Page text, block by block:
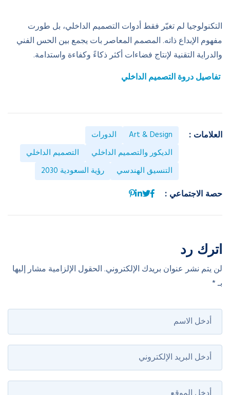
التكنولوجيا لم تغيّر فقط أدوات التصميم الداخلي، بل طورت
مفهوم الإبداع ذاته. المصمم المعاصر بات يجمع بين الحس الفني
والدراية التقنية لإنتاج فضاءات أكثر ذكاءً وكفاءة واستدامة.
تفاصيل دروة التصميم الداخلي
العلامات : Art & Design
الدورات
الديكور والتصميم الداخلي
التصميم الداخلي
التنسيق الهندسي
رؤية السعودية 2030
حصة الاجتماعي :
اترك رد
لن يتم نشر عنوان بريدك الإلكتروني.الحقول الإلزامية مشار إليها
بـ*